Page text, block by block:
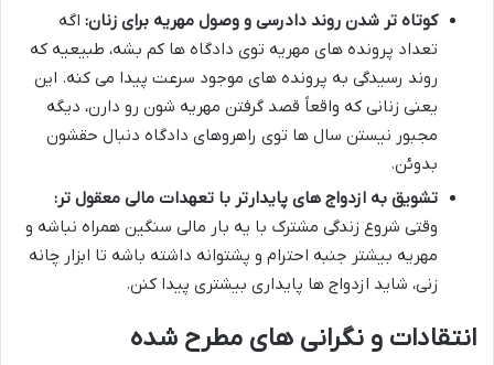
کوتاه تر شدن روند دادرسی و وصول مهریه برای زنان: اگه
تعداد پرونده های مهریه توی دادگاه ها کم بشه، طبیعیه که
روند رسیدگی به پرونده های موجود سرعت پیدا می کنه. این
یعنی زنانی که واقعاً قصد گرفتن مهریه شون رو دارن، دیگه
مجبور نیستن سال ها توی راهروهای دادگاه دنبال حقشون
بدوئن.
تشویق به ازدواج های پایدارتر با تعهدات مالی معقول تر:
وقتی شروع زندگی مشترک با یه بار مالی سنگین همراه نباشه و
مهریه بیشتر جنبه احترام و پشتوانه داشته باشه تا ابزار چانه
زنی، شاید ازدواج ها پایداری بیشتری پیدا کنن.
انتقادات و نگرانی های مطرح شده